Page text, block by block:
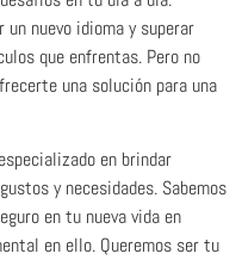
nuevo idioma y superar
que enfrentas. Pero no
una solución para una
en brindar
y necesidades. Sabemos
en tu nueva vida en
en ello. Queremos ser tu